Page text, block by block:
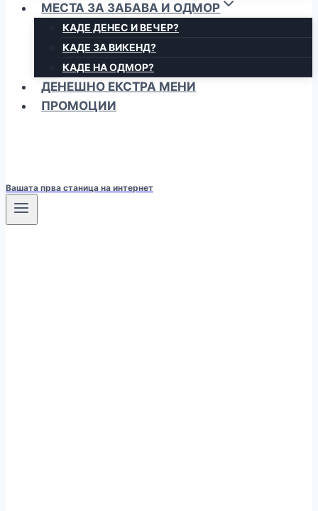
МЕСТА ЗА ЗАБАВА И ОДМОР
КАДЕ ДЕНЕС И ВЕЧЕР?
КАДЕ ЗА ВИКЕНД?
КАДЕ НА ОДМОР?
ДЕНЕШНО ЕКСТРА МЕНИ
ПРОМОЦИИ
Вашата прва станица на интернет